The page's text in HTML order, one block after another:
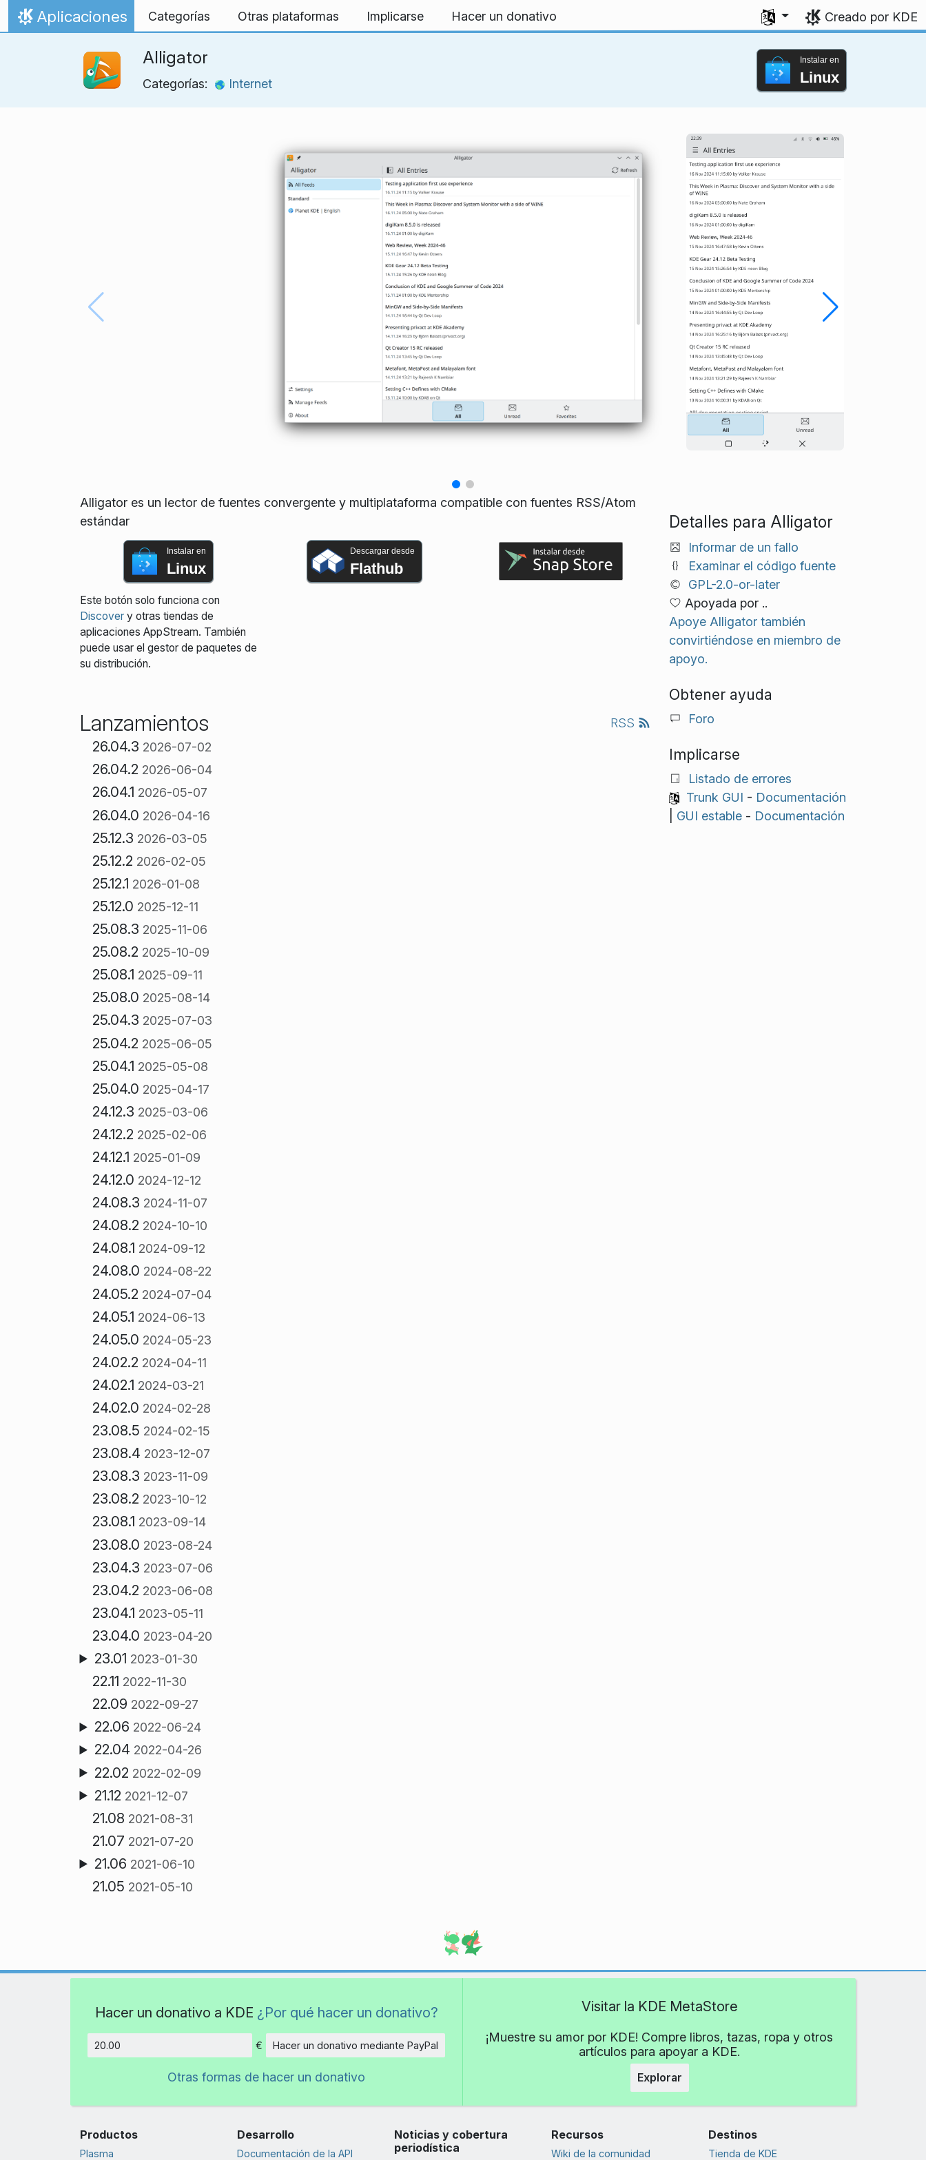
Ir al contenido
Inicio
Aplicaciones Categorías Otras plataformas Implicarse Hacer un donativo
Seleccione su idioma
Creado por KDE
Alligator
Categorías: Internet
Instalar en
Linux
Alligator es un lector de fuentes convergente y multiplataforma compatible con fuentes RSS/Atom
estándar
Instalar en
Linux
Este botón solo funciona con
Discovery otras tiendas de
aplicaciones AppStream. También
puede usar el gestor de paquetes de
su distribución.
Descargar desde
Flathub
Lanzamientos RSS
26.04.3 2026-07-02
26.04.2 2026-06-04
26.04.1 2026-05-07
26.04.0 2026-04-16
25.12.3 2026-03-05
25.12.2 2026-02-05
25.12.1 2026-01-08
25.12.0 2025-12-11
25.08.3 2025-11-06
25.08.2 2025-10-09
25.08.1 2025-09-11
25.08.0 2025-08-14
25.04.3 2025-07-03
25.04.2 2025-06-05
25.04.1 2025-05-08
25.04.0 2025-04-17
24.12.3 2025-03-06
24.12.2 2025-02-06
24.12.1 2025-01-09
24.12.0 2024-12-12
24.08.3 2024-11-07
24.08.2 2024-10-10
24.08.1 2024-09-12
24.08.0 2024-08-22
24.05.2 2024-07-04
24.05.1 2024-06-13
24.05.0 2024-05-23
24.02.2 2024-04-11
24.02.1 2024-03-21
24.02.0 2024-02-28
23.08.5 2024-02-15
23.08.4 2023-12-07
23.08.3 2023-11-09
23.08.2 2023-10-12
23.08.1 2023-09-14
23.08.0 2023-08-24
23.04.3 2023-07-06
23.04.2 2023-06-08
23.04.1 2023-05-11
23.04.0 2023-04-20
23.01 2023-01-30
22.11 2022-11-30
22.09 2022-09-27
22.06 2022-06-24
22.04 2022-04-26
22.02 2022-02-09
21.12 2021-12-07
21.08 2021-08-31
21.07 2021-07-20
21.06 2021-06-10
21.05 2021-05-10
Detalles para Alligator
Informar de un fallo
Examinar el código fuente
GPL-2.0-or-later
Apoyada por ..
Apoye Alligator también
convirtiéndose en miembro de
apoyo.
Obtener ayuda
Foro
Implicarse
Listado de errores
Trunk GUI - Documentación
GUI estable- Documentación
Hacer un donativo a KDE ¿Por qué hacer un donativo?
Cantidad
€ Hacer un donativo mediante PayPal
Otras formas de hacer un donativo
Visitar la KDE MetaStore
¡Muestre su amor por KDE! Compre libros, tazas, ropa y otros
artículos para apoyar a KDE.
Explorar
Productos
Plasma
Desarrollo
Documentación de la API
Noticias y cobertura
periodística
Recursos
Wiki de la comunidad
Destinos
Tienda de KDE